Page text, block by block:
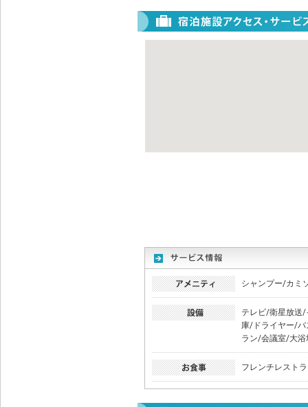
シャンプー/カミ
テレビ/衛星放送/
庫/ドライヤー/
ラン/会議室/大
フレンチレスト